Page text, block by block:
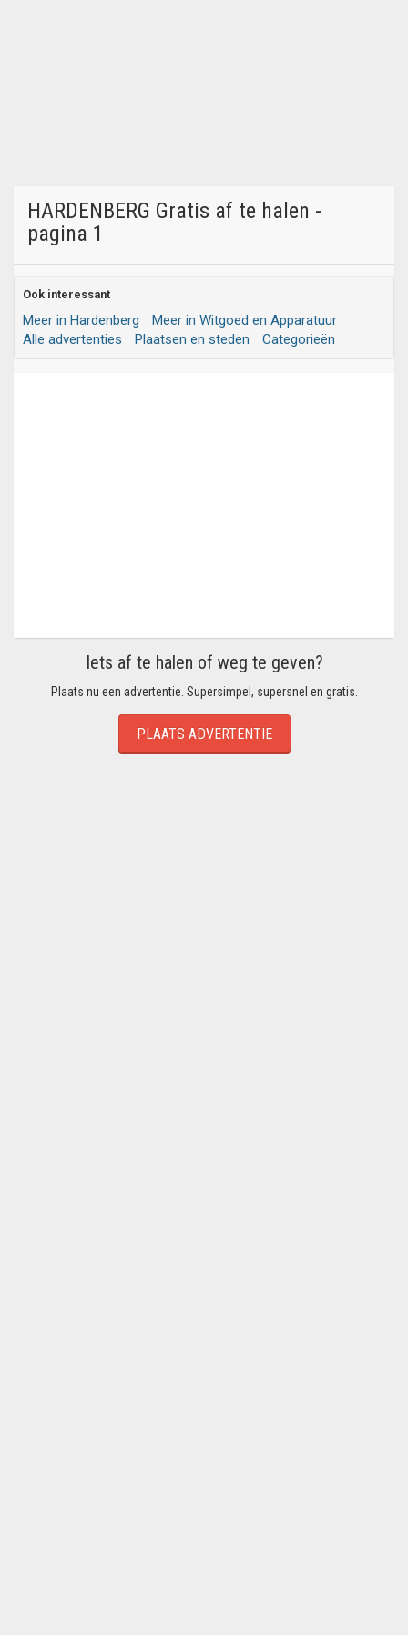
HARDENBERG Gratis af te halen -
pagina 1
Ook interessant
Meer in Hardenberg
Meer in Witgoed en Apparatuur
Alle advertenties
Plaatsen en steden Categorieën
Iets af te halen of weg te geven?
Plaats nu een advertentie. Supersimpel, supersnel en gratis.
PLAATS ADVERTENTIE